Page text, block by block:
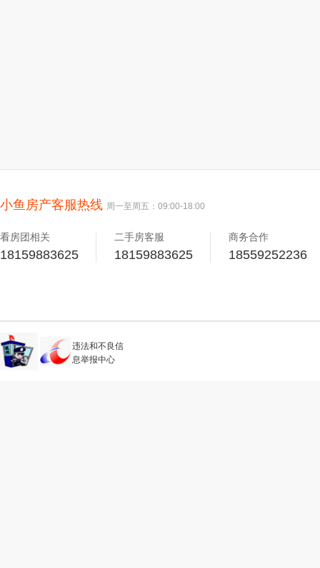
小鱼房产客服热线 周一至周五：09:00-18:00
看房团相关
18159883625
二手房客服
18159883625
商务合作
18559252236
违法和不良信
息举报中心